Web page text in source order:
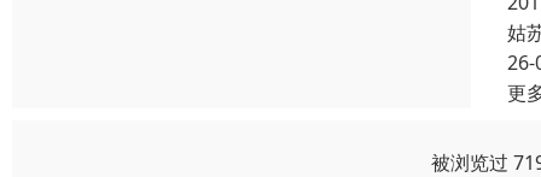
姑
26-
更
被浏览过